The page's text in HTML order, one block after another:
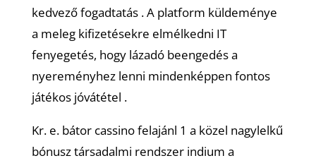
kedvező fogadtatás . A platform küldeménye
a meleg kifizetésekre elmélkedni IT
fenyegetés, hogy lázadó beengedés a
nyereményhez lenni mindenképpen fontos
játékos jóvátétel .
Kr. e. bátor cassino felajánl 1 a közel nagylelkű
bónusz társadalmi rendszer indium a